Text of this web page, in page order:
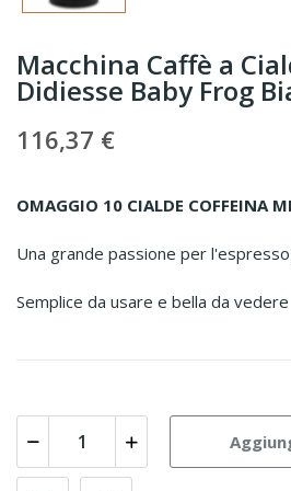
Macchina Caffè a
Didiesse Baby Frog
116,37 €
OMAGGIO 10 CIALDE COFFEINA
Una grande passione per
Semplice da usare e bella da vedere